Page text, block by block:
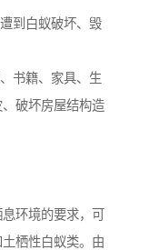
到白蚁破坏、毁
书籍、家具、生
破坏房屋结构造
环境的要求，可
栖性白蚁类。由